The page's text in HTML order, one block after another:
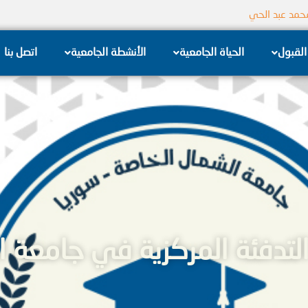
الشام الخاصة
القبول الحياة الجامعية الأنشطة الجامعية اتصل بنا
المركزية في جامعة